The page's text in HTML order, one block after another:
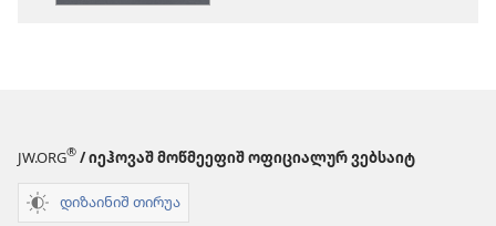
JW.ORG® / იეჰოვაშ მოწმეეფიშ ოფიციალურ ვებსაიტ
დიზაინიშ თირუა